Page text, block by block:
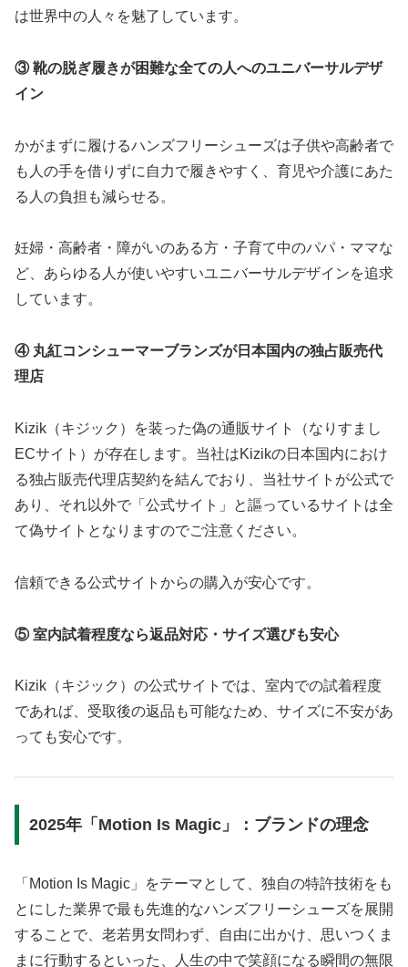
は世界中の人々を魅了しています。
③ 靴の脱ぎ履きが困難な全ての人へのユニバーサルデザ
イン
かがまずに履けるハンズフリーシューズは子供や高齢者で
も人の手を借りずに自力で履きやすく、育児や介護にあた
る人の負担も減らせる。
妊婦・高齢者・障がいのある方・子育て中のパパ・ママな
ど、あらゆる人が使いやすいユニバーサルデザインを追求
しています。
④ 丸紅コンシューマーブランズが日本国内の独占販売代
理店
Kizik（キジック）を装った偽の通販サイト（なりすまし
ECサイト）が存在します。当社はKizikの日本国内におけ
る独占販売代理店契約を結んでおり、当社サイトが公式で
あり、それ以外で「公式サイト」と謳っているサイトは全
て偽サイトとなりますのでご注意ください。
信頼できる公式サイトからの購入が安心です。
⑤ 室内試着程度なら返品対応・サイズ選びも安心
Kizik（キジック）の公式サイトでは、室内での試着程度
であれば、受取後の返品も可能なため、サイズに不安があ
っても安心です。
2025年「Motion Is Magic」：ブランドの理念
「Motion Is Magic」をテーマとして、独自の特許技術をも
とにした業界で最も先進的なハンズフリーシューズを展開
することで、老若男女問わず、自由に出かけ、思いつくま
まに行動するといった、人生の中で笑顔になる瞬間の無限